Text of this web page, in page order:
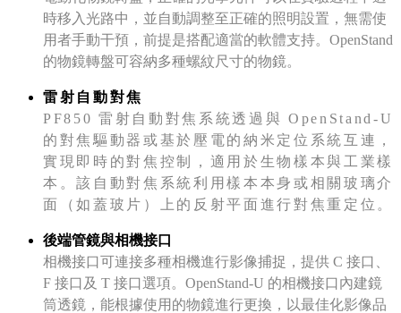
時移入光路中，並自動調整至正確的照明設置，無需使
用者手動干預，前提是搭配適當的軟體支持。OpenStand
的物鏡轉盤可容納多種螺紋尺寸的物鏡。
雷射自動對焦
PF850 雷射自動對焦系統透過與 OpenStand-U
的對焦驅動器或基於壓電的納米定位系統互連，
實現即時的對焦控制，適用於生物樣本與工業樣
本。該自動對焦系統利用樣本本身或相關玻璃介
面（如蓋玻片）上的反射平面進行對焦重定位。
後端管鏡與相機接口
相機接口可連接多種相機進行影像捕捉，提供 C 接口、
F 接口及 T 接口選項。OpenStand-U 的相機接口內建鏡
筒透鏡，能根據使用的物鏡進行更換，以最佳化影像品